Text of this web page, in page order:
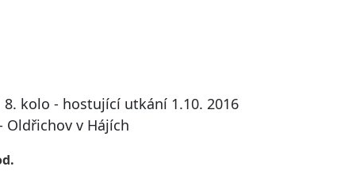
kolo - hostující utkání 1.10. 2016
Oldřichov v Hájích